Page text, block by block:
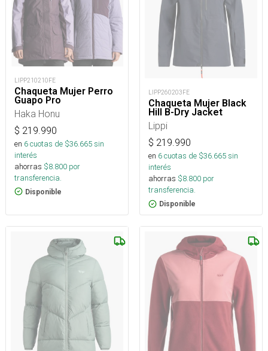
LIPP210210FE
Chaqueta Mujer Perro
Guapo Pro
Haka Honu
$ 219.990
en 6cuotas de $36.665sin
interés
ahorras $8.800 por
transferencia.
Disponible
LIPP260203FE
Chaqueta Mujer Black
Hill B-Dry Jacket
Lippi
$ 219.990
en 6cuotas de $36.665sin
interés
ahorras $8.800 por
transferencia.
Disponible